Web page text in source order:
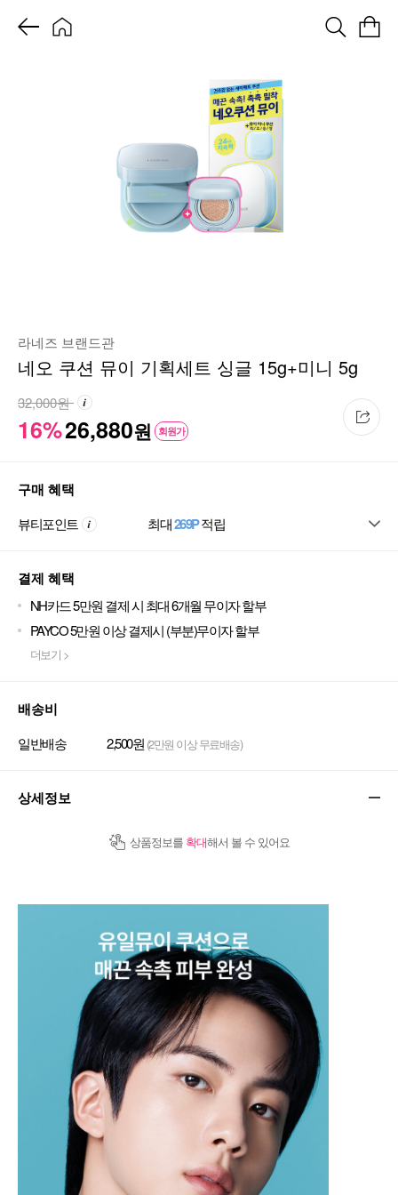
라네즈 브랜드관
네오 쿠션 뮤이 기획세트 싱글 15g+미니 5g
16%26,880원 회원가
32,000원
구매 혜택
뷰티포인트 최대269P적립
결제 혜택
NH카드 5만원 결제 시 최대 6개월 무이자 할부
PAYCO 5만원 이상 결제시 (부분)무이자 할부
더보기 >
배송비
일반배송 2,500원 (2만원 이상 무료배송)
상세정보
상품정보를 확대해서 볼 수 있어요